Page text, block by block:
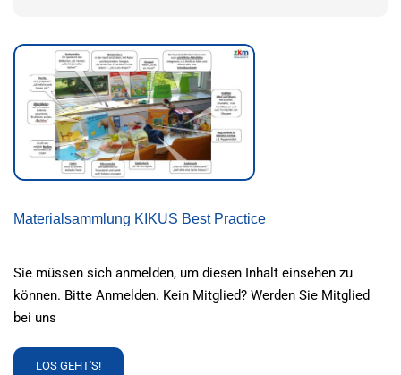
Materialsammlung KIKUS Best Practice
Sie müssen sich anmelden, um diesen Inhalt einsehen zu
können. Bitte Anmelden. Kein Mitglied? Werden Sie Mitglied
bei uns
READ
LOS GEHT'S!